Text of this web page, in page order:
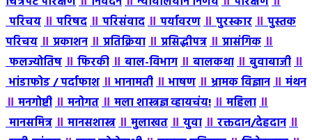
परिचय॥परिषद॥परिसंवाद॥पर्यावरण॥पुरस्कार॥पुस्तक
परिचय॥प्रकाशन॥प्रतिक्रिया॥प्रसिद्धीपत्र॥प्रासंगिक॥
फलज्योतिष॥फिरकी॥बाल-विभाग॥बालकथा॥बुवाबाजी॥
भांडाफोड / पर्दाफाश॥भानामती॥भाषण॥भ्रामक विज्ञान॥मंथन
॥मनगोष्टी॥मनोगत॥मला शास्त्रज्ञ व्हायचंय!॥महिला॥
मानसमित्र॥मानसशास्त्र॥मुलाखत॥युवा॥रक्तदान/देहदान॥